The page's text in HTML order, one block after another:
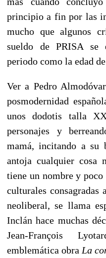
principio a fin por las
mucho que algunos
sueldo de PRISA se
periodo como la edad
Ver a Pedro
posmodernidad
unos dodotis talla
personajes y
mamá, incitando a su
antoja cualquier cosa
tiene un nombre y
culturales
neoliberal, se llama
Inclán hace muchas
Jean-François
emblemática obra La